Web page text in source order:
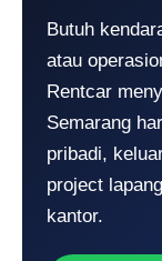
Butuh
atau
Rentcar
Semarang
pribadi,
project
kantor.